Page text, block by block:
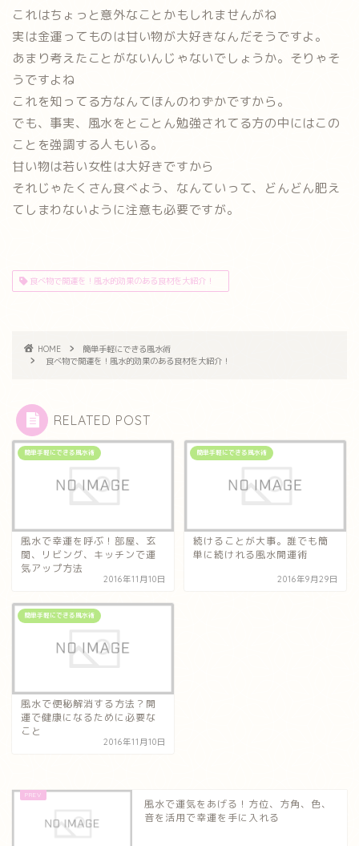
これはちょっと意外なことかもしれませんがね
実は金運ってものは甘い物が大好きなんだそうですよ。
あまり考えたことがないんじゃないでしょうか。そりゃそ
うですよね
これを知ってる方なんてほんのわずかですから。
でも、事実、風水をとことん勉強されてる方の中にはこの
ことを強調する人もいる。
甘い物は若い女性は大好きですから
それじゃたくさん食べよう、なんていって、どんどん肥え
てしまわないように注意も必要ですが。
食べ物で開運を！風水的効果のある食材を大紹介！
HOME
簡単手軽にできる風水術
食べ物で開運を！風水的効果のある食材を大紹介！
RELATED POST
簡単手軽にできる風水術
風水で幸運を呼ぶ！部屋、玄
関、リビング、キッチンで運
気アップ方法
2016年11月10日
簡単手軽にできる風水術
続けることが大事。誰でも簡
単に続けれる風水開運術
2016年9月29日
簡単手軽にできる風水術
風水で便秘解消する方法？開
運で健康になるために必要な
こと
2016年11月10日
風水で運気をあげる！方位、方角、色、
音を活用で幸運を手に入れる